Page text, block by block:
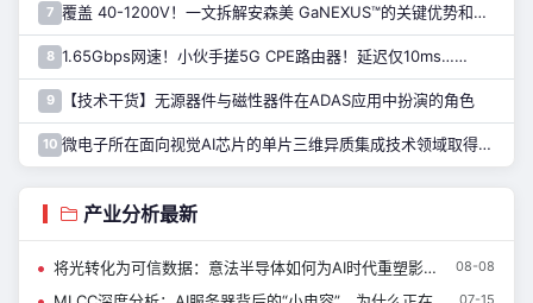
7 覆盖 40-1200V！一文拆解安森美 GaNEXUS™的关键优势和应用
8 1.65Gbps网速！小伙手搓5G CPE路由器！延迟仅10ms……
9 【技术干货】无源器件与磁性器件在ADAS应用中扮演的角色
10 微电子所在面向视觉AI芯片的单片三维异质集成技术领域取得进展
产业分析最新
将光转化为可信数据：意法半导体如何为AI时代重塑影像技术 08-08